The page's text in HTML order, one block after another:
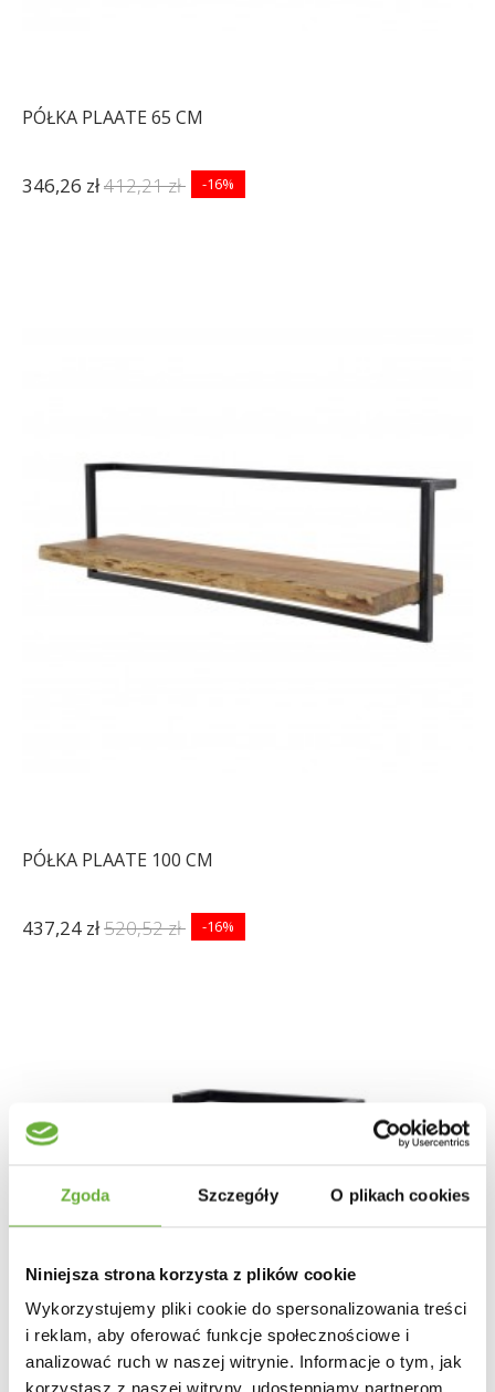
Zgoda Szczegóły O plikach cookies
Niniejsza strona korzysta z plików cookie
Wykorzystujemy pliki cookie do spersonalizowania treści
i reklam, aby oferować funkcje społecznościowe i
analizować ruch w naszej witrynie. Informacje o tym, jak
korzystasz z naszej witryny, udostępniamy partnerom
PÓŁKA PLAATE 65 CM
346,26 zł412,21 zł -16%
PÓŁKA PLAATE 100 CM
437,24 zł520,52 zł -16%